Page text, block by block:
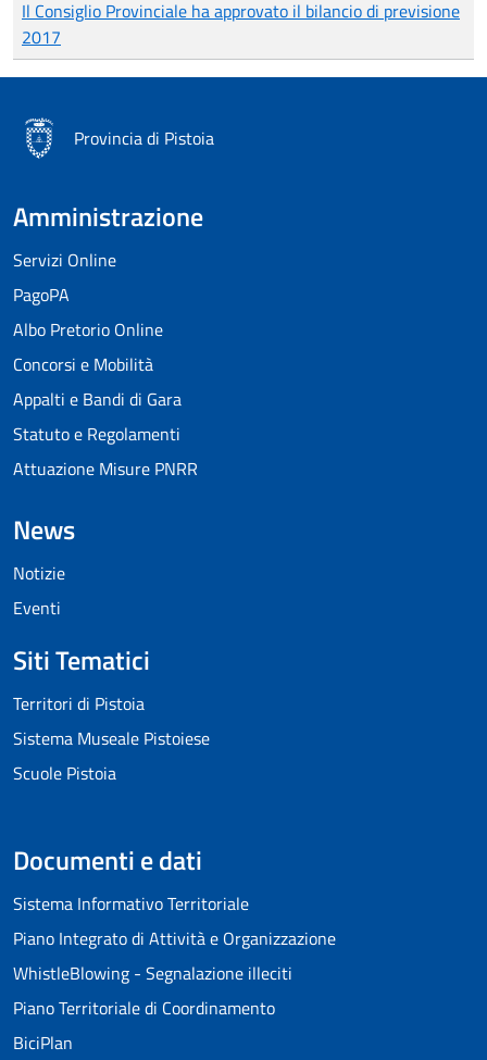
Il Consiglio Provinciale ha approvato il bilancio di previsione
2017
Provincia di Pistoia
Amministrazione
Servizi Online
PagoPA
Albo Pretorio Online
Concorsi e Mobilità
Appalti e Bandi di Gara
Statuto e Regolamenti
Attuazione Misure PNRR
News
Notizie
Eventi
Siti Tematici
Territori di Pistoia
Sistema Museale Pistoiese
Scuole Pistoia
Documenti e dati
Sistema Informativo Territoriale
Piano Integrato di Attività e Organizzazione
WhistleBlowing - Segnalazione illeciti
Piano Territoriale di Coordinamento
BiciPlan